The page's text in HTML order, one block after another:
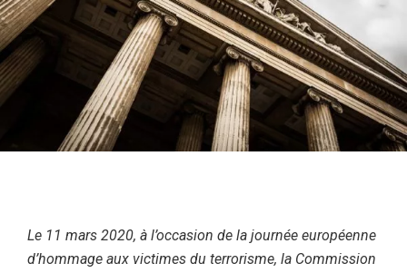
Le 11 mars 2020, à l’occasion de la journée européenne
d’hommage aux victimes du terrorisme, la Commission